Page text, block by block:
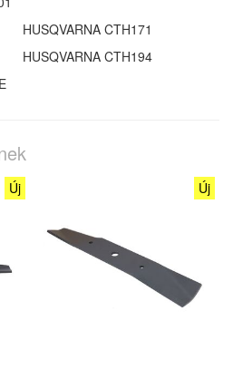
HUSQVARNA CTH171
HUSQVARNA CTH194
Új Új